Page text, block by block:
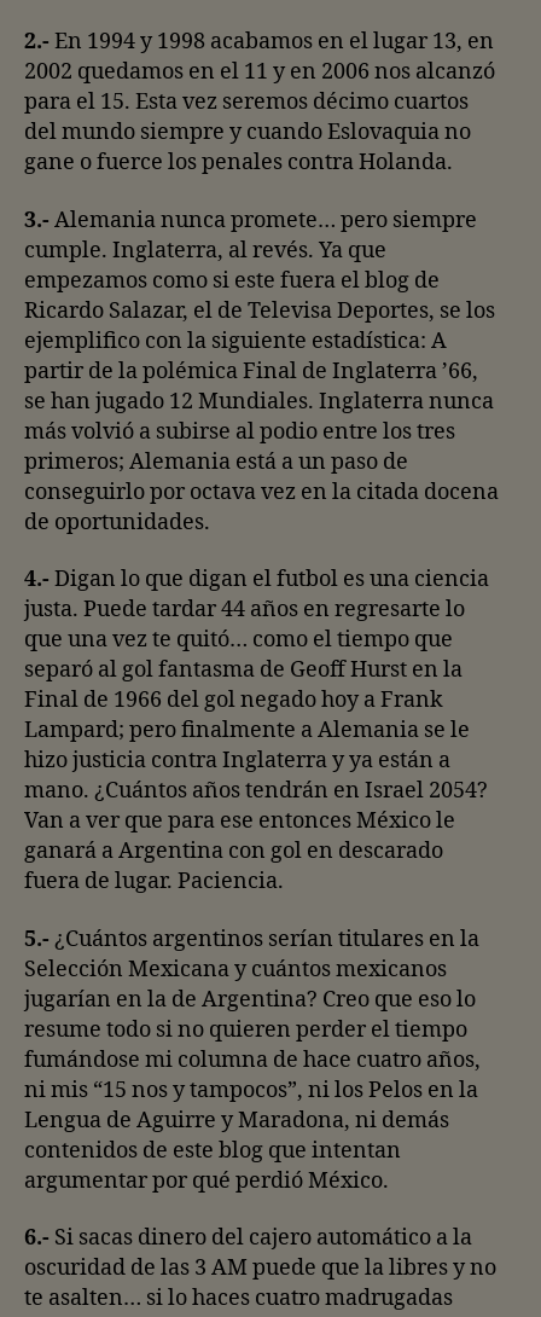
2.- En 1994 y 1998 acabamos en el lugar 13, en
2002 quedamos en el 11 y en 2006 nos alcanzó
para el 15. Esta vez seremos décimo cuartos
del mundo siempre y cuando Eslovaquia no
gane o fuerce los penales contra Holanda.
3.- Alemania nunca promete… pero siempre
cumple. Inglaterra, al revés. Ya que
empezamos como si este fuera el blog de
Ricardo Salazar, el de Televisa Deportes, se los
ejemplifico con la siguiente estadística: A
partir de la polémica Final de Inglaterra ’66,
se han jugado 12 Mundiales. Inglaterra nunca
más volvió a subirse al podio entre los tres
primeros; Alemania está a un paso de
conseguirlo por octava vez en la citada docena
de oportunidades.
4.- Digan lo que digan el futbol es una ciencia
justa. Puede tardar 44 años en regresarte lo
que una vez te quitó… como el tiempo que
separó al gol fantasma de Geoff Hurst en la
Final de 1966 del gol negado hoy a Frank
Lampard; pero finalmente a Alemania se le
hizo justicia contra Inglaterra y ya están a
mano. ¿Cuántos años tendrán en Israel 2054?
Van a ver que para ese entonces México le
ganará a Argentina con gol en descarado
fuera de lugar. Paciencia.
5.- ¿Cuántos argentinos serían titulares en la
Selección Mexicana y cuántos mexicanos
jugarían en la de Argentina? Creo que eso lo
resume todo si no quieren perder el tiempo
fumándose mi columna de hace cuatro años,
ni mis “15 nos y tampocos”, ni los Pelos en la
Lengua de Aguirre y Maradona, ni demás
contenidos de este blog que intentan
argumentar por qué perdió México.
6.- Si sacas dinero del cajero automático a la
oscuridad de las 3 AM puede que la libres y no
te asalten… si lo haces cuatro madrugadas